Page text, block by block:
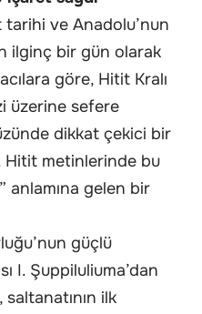
tarihi ve Anadolu’nun
ilginç bir gün olarak
göre, Hitit Kralı
üzerine sefere
dikkat çekici bir
Hitit metinlerinde bu
anlamına gelen bir
güçlü
I. Şuppiluliuma’dan
ilk